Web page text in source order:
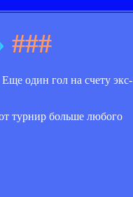
###
один гол на счету экс-
турнир больше любого